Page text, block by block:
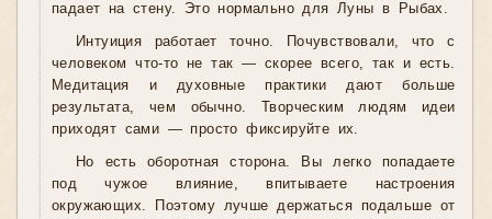
падает на стену. Это нормально для Луны в Рыбах.
Интуиция работает точно. Почувствовали, что с
человеком что-то не так — скорее всего, так и есть.
Медитация и духовные практики дают больше
результата, чем обычно. Творческим людям идеи
приходят сами — просто фиксируйте их.
Но есть оборотная сторона. Вы легко попадаете
под чужое влияние, впитываете настроения
окружающих. Поэтому лучше держаться подальше от